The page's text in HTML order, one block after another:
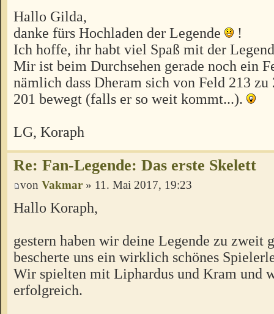
Hallo Gilda,
danke fürs Hochladen der Legende
!
Ich hoffe, ihr habt viel Spaß mit der
Mir ist beim Durchsehen gerade noch ein
nämlich dass Dheram sich von Feld 213 zu
201 bewegt (falls er so weit kommt...).
LG, Koraph
Re: Fan-Legende: Das erste Skelett
von Vakmar » 11. Mai 2017, 19:23
Hallo Koraph,
gestern haben wir deine Legende zu zweit
bescherte uns ein wirklich schönes
Wir spielten mit Liphardus und Kram und
erfolgreich.